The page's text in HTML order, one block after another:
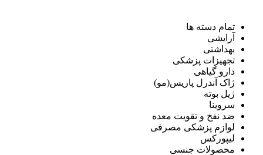
تمام دسته ها
آرایشی
بهداشتی
تجهیزات پزشکی
دارو گیاهی
ژاک آندرل پاریس(مو)
ژیل بوته
سروینا
ضد نفخ و تقویت معده
لوازم پزشکی مصرفی
لیپورکس
محصولات جنسی